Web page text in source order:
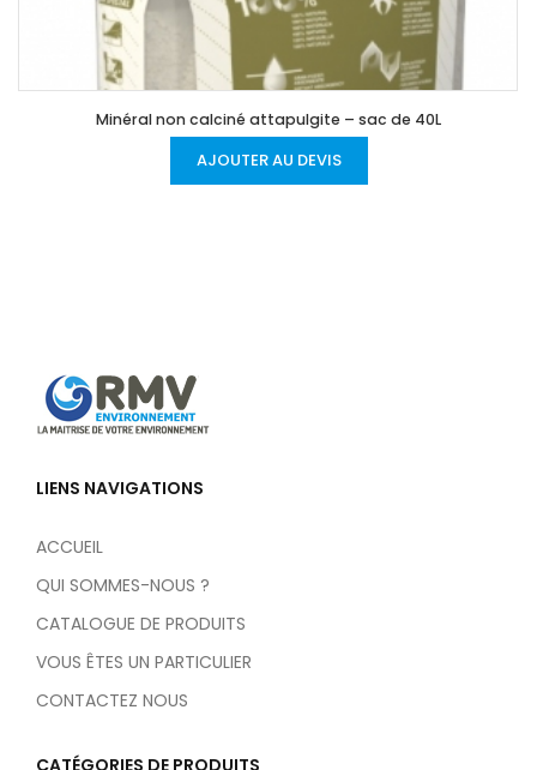
Minéral non calciné attapulgite – sac de 40L
AJOUTER AU DEVIS
LIENS NAVIGATIONS
ACCUEIL
QUI SOMMES-NOUS ?
CATALOGUE DE PRODUITS
VOUS ÊTES UN PARTICULIER
CONTACTEZ NOUS